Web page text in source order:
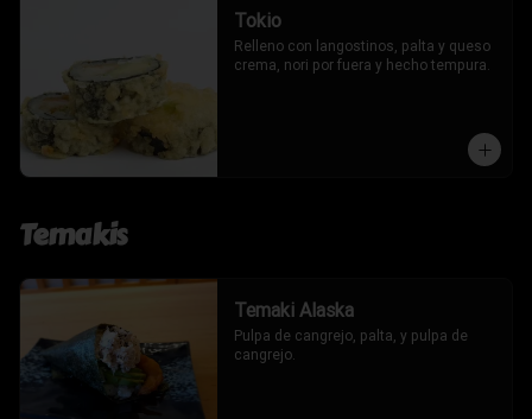
Tokio
Relleno con langostinos, palta y queso
crema, nori por fuera y hecho tempura.
Temakis
Temaki Alaska
Pulpa de cangrejo, palta, y pulpa de
cangrejo.